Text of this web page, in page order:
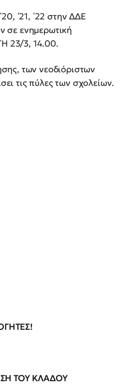
΄21, ΄22 στην ΔΔΕ
σε ενημερωτική
23/3, 14.00.
των νεοδιόριστων
τις πύλες των σχολείων.
ΤΟΥ ΚΛΑΔΟΥ